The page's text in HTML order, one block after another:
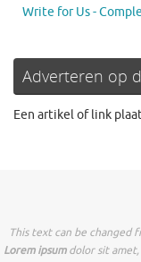
Write for Us -
Adverteren op
Een artikel of link
This text can be changed
Lorem ipsumdolor sit amet,